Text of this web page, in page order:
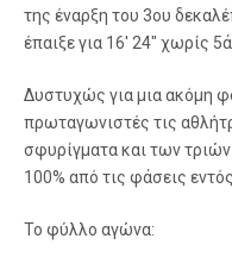
της έναρξη του 3ου
έπαιξε για 16′ 24″ χωρίς
Δυστυχώς για μια ακόμη
πρωταγωνιστές τις
σφυρίγματα και των τριών
100% από τις φάσεις
Το φύλλο αγώνα: